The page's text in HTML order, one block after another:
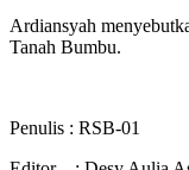
Ardiansyah
Tanah Bumbu.
Penulis : RSB-01